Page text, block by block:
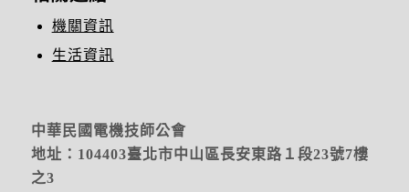
機關資訊
生活資訊
中華民國電機技師公會
地址：104403臺北市中山區長安東路１段23號7樓
之3